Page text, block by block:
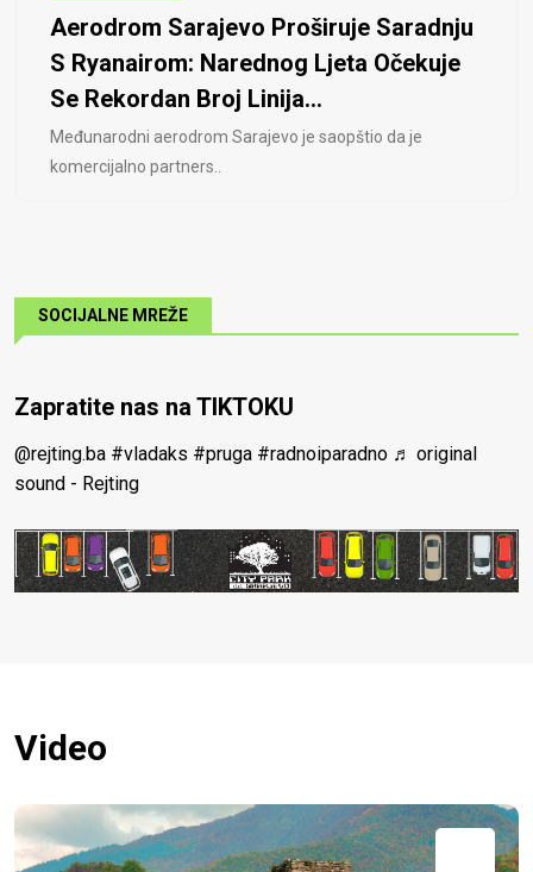
Aerodrom Sarajevo Proširuje Saradnju
S Ryanairom: Narednog Ljeta Očekuje
Se Rekordan Broj Linija...
Međunarodni aerodrom Sarajevo je saopštio da je
komercijalno partners..
SOCIJALNE MREŽE
Zapratite nas na TIKTOKU
@rejting.ba #vladaks #pruga #radnoiparadno ♬ original
sound - Rejting
Video